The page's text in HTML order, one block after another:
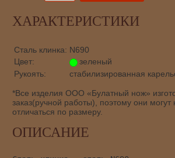
ХАРАКТЕРИСТИКИ
Сталь клинка: N690
Цвет:
зеленый
Рукоять:
стабилизированная
*Все изделия ООО «Булатный нож»
заказ(ручной работы), поэтому они могут
отличаться по размеру.
ОПИСАНИЕ